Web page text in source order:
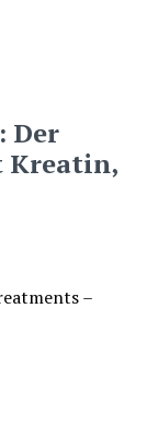
Der
Kreatin,